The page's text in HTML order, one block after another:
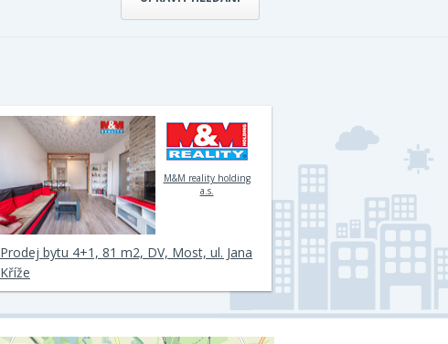
M&M reality holding
a.s.
Prodej bytu 4+1, 81 m2, DV, Most, ul. Jana
Kříže